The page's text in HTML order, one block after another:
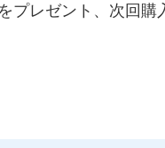
プレゼント、次回購